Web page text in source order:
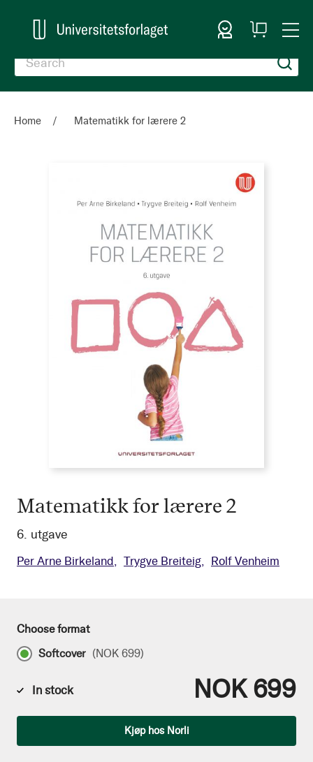
Sign In
My
Cart
Home Matematikk for lærere 2
Matematikk for lærere 2
6. utgave
Per Arne Birkeland Trygve Breiteig Rolf Venheim
Choose format
Softcover (NOK 699)
In stock NOK 699
Kjøp hos Norli